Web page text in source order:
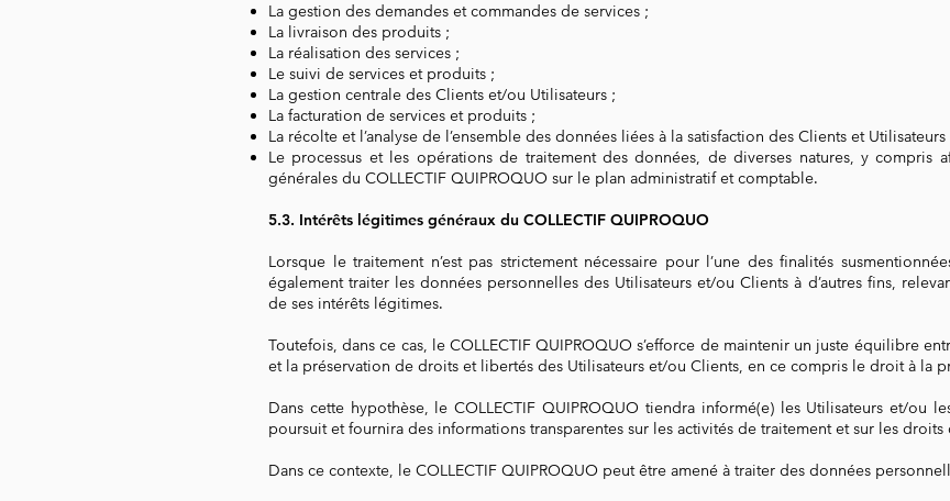
La gestion des demandes et commandes de services ;
La livraison des produits ;
La réalisation des services ;
Le suivi de services et produits ;
La gestion centrale des Clients et/ou Utilisateurs ;
La facturation de services et produits ;
La récolte et l’analyse de l’ensemble des données liées à la satisfaction des Clients et Utilisateurs
Le processus et les opérations de traitement des données, de diverses natures, y
générales du COLLECTIF QUIPROQUO sur le plan administratif et comptable.
5.3. Intérêts légitimes généraux du COLLECTIF QUIPROQUO
Lorsque le traitement n’est pas strictement nécessaire pour l’une des finalités
également traiter les données personnelles des Utilisateurs et/ou Clients à d’autres fins,
de ses intérêts légitimes.
Toutefois, dans ce cas, le COLLECTIF QUIPROQUO s’efforce de maintenir un juste équilibre
et la préservation de droits et libertés des Utilisateurs et/ou Clients, en ce compris le droit à la
Dans cette hypothèse, le COLLECTIF QUIPROQUO tiendra informé(e) les Utilisateurs et/ou
poursuit et fournira des informations transparentes sur les activités de traitement et sur les
Dans ce contexte, le COLLECTIF QUIPROQUO peut être amené à traiter des données